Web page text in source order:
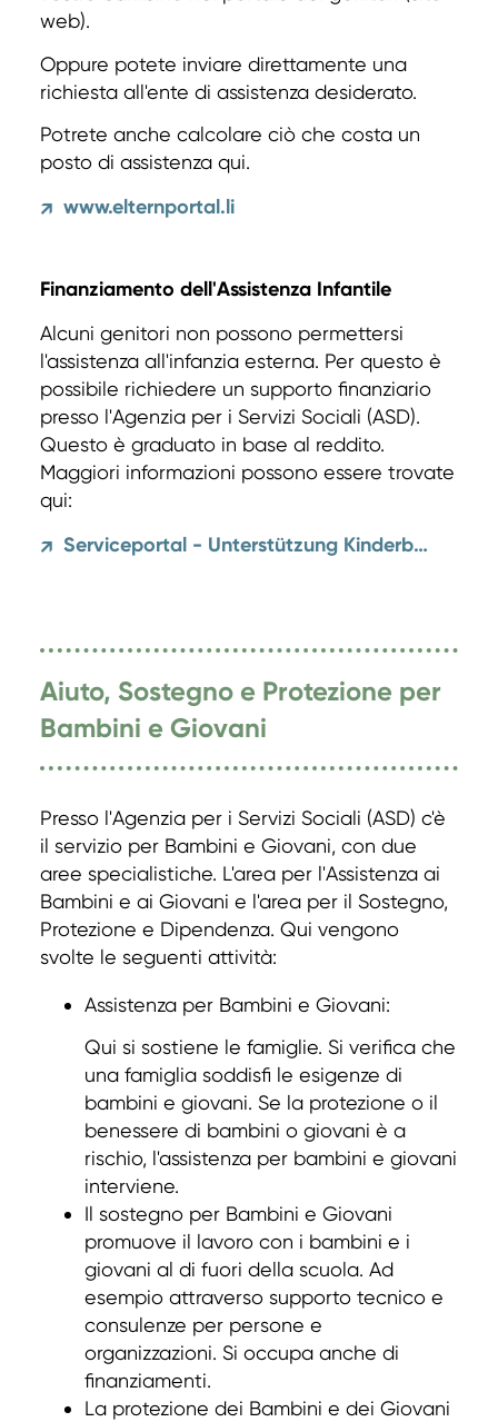
web).
Oppure potete inviare direttamente una
richiesta all'ente di assistenza desiderato.
Potrete anche calcolare ciò che costa un
posto di assistenza qui.
↗ www.elternportal.li
Finanziamento dell'Assistenza Infantile
Alcuni genitori non possono permettersi
l'assistenza all'infanzia esterna. Per questo è
possibile richiedere un supporto finanziario
presso l'Agenzia per i Servizi Sociali (ASD).
Questo è graduato in base al reddito.
Maggiori informazioni possono essere trovate
qui:
↗ Serviceportal - Unterstützung Kinderbetreuung
Aiuto, Sostegno e Protezione per
Bambini e Giovani
Presso l'Agenzia per i Servizi Sociali (ASD) c'è
il servizio per Bambini e Giovani, con due
aree specialistiche. L'area per l'Assistenza ai
Bambini e ai Giovani e l'area per il Sostegno,
Protezione e Dipendenza. Qui vengono
svolte le seguenti attività:
Assistenza per Bambini e Giovani:
Qui si sostiene le famiglie. Si verifica che
una famiglia soddisfi le esigenze di
bambini e giovani. Se la protezione o il
benessere di bambini o giovani è a
rischio, l'assistenza per bambini e giovani
interviene.
Il sostegno per Bambini e Giovani
promuove il lavoro con i bambini e i
giovani al di fuori della scuola. Ad
esempio attraverso supporto tecnico e
consulenze per persone e
organizzazioni. Si occupa anche di
finanziamenti.
La protezione dei Bambini e dei Giovani